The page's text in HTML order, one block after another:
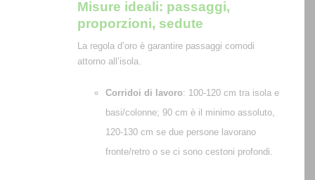
Misure ideali: passaggi,
proporzioni, sedute
La regola d’oro è garantire passaggi comodi
attorno all’isola.
Corridoi di lavoro: 100-120 cm tra isola e
basi/colonne; 90 cm è il minimo assoluto,
120-130 cm se due persone lavorano
fronte/retro o se ci sono cestoni profondi.